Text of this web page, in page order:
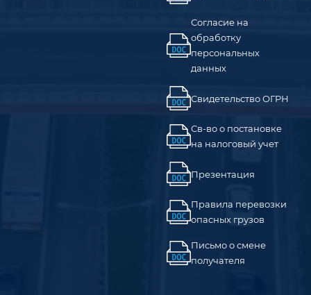
Согласие на
обработку
персональных
данных
Свидетельство ОГРН
Св-во о постановке
на налоговый учет
Презентация
Правила перевозки
опасных грузов
Письмо о смене
получателя